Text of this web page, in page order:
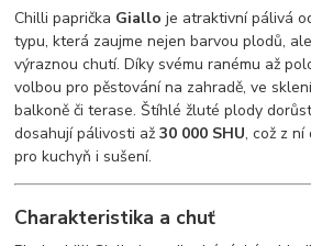
Chilli paprička Giallo je atraktivní pálivá
typu, která zaujme nejen barvou plodů,
výraznou chutí. Díky svému ranému až
volbou pro pěstování na zahradě, ve
balkoně či terase. Štíhlé žluté plody
dosahují pálivosti až30 000 SHU, což z
pro kuchyň i sušení.
Charakteristika a chuť